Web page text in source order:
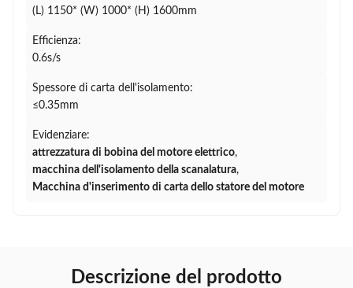
(L) 1150* (W) 1000* (H) 1600mm
Efficienza:
0.6s/s
Spessore di carta dell'isolamento:
≤0.35mm
Evidenziare:
attrezzatura di bobina del motore elettrico,
macchina dell'isolamento della scanalatura,
Macchina d'inserimento di carta dello statore del motore
Descrizione del prodotto